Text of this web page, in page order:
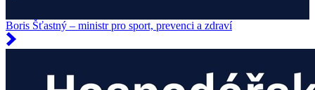
Boris Šťastný – ministr pro sport, prevenci a zdraví